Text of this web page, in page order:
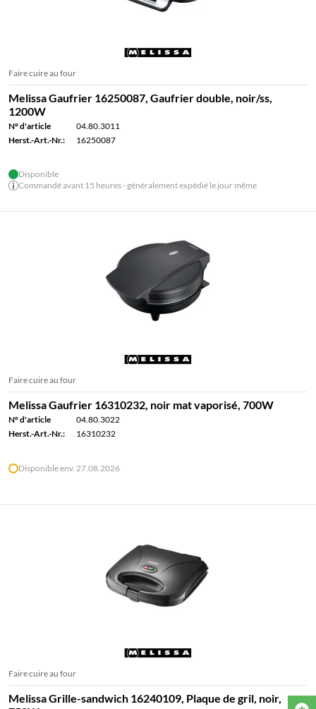
Faire cuire au four
Melissa Gaufrier 16250087, Gaufrier double, noir/ss,
1200W
N° d'article
04.80.3011
Herst.-Art.-Nr.:
16250087
Disponible
Commandé avant 15 heures - généralement expédié le jour même
Faire cuire au four
Melissa Gaufrier 16310232, noir mat vaporisé, 700W
N° d'article
04.80.3022
Herst.-Art.-Nr.:
16310232
Disponible env. 27.08.2026
Faire cuire au four
Melissa Grille-sandwich 16240109, Plaque de gril, noir,